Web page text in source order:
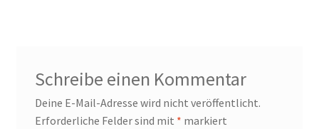
Schreibe einen Kommentar
Deine E-Mail-Adresse wird nicht veröffentlicht.
Erforderliche Felder sind mit * markiert